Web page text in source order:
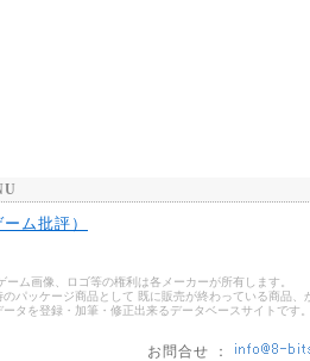
ム批評）
ム画像、ロゴ等の権利は各メーカーが所有します。
パッケージ商品として 既に販売が終わっている商品
ータを登録・加筆・修正出来るデータベースサイトで
お問合せ ：